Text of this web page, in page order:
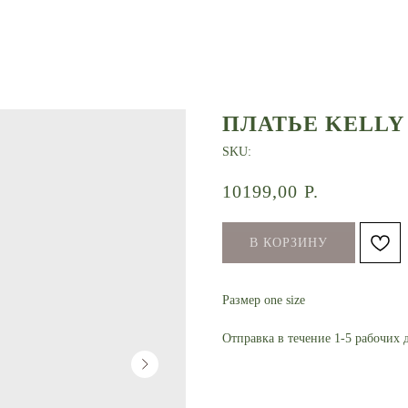
ПЛАТЬЕ KELLY
SKU:
10199,00 Р.
В КОРЗИНУ
Размер one size
Отправка в течение 1-5 рабочих